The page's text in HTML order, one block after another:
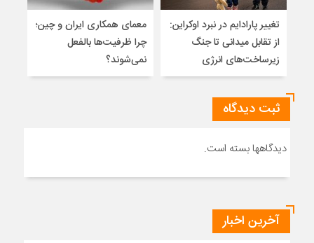
تغییر پارادایم در نبرد اوکراین:
از تقابل میدانی تا جنگ
زیرساخت‌های انرژی
معمای همکاری ایران و چین؛
چرا ظرفیت‌ها بالفعل
نمی‌شوند؟
ثبت دیدگاه
دیدگاهها بسته است.
آخرین اخبار